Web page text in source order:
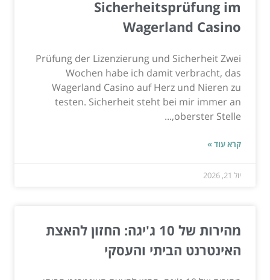
Sicherheitsprüfung im
Wagerland Casino
Prüfung der Lizenzierung und Sicherheit Zwei
Wochen habe ich damit verbracht, das
Wagerland Casino auf Herz und Nieren zu
testen. Sicherheit steht bei mir immer an
oberster Stelle,...
קרא עוד »
יול 21, 2026
מהירות של 10 ג'יגה: החזון להאצת
האינטרנט הביתי והעסקי